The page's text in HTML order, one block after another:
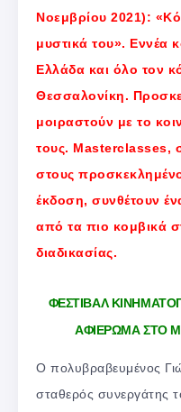
Νοεμβρίου 2021):
μυστικά του». Εννέα
Ελλάδα και όλο τον
Θεσσαλονίκη.
μοιραστούν με το
τους. Masterclasses,
στους
έκδοση, συνθέτουν
από τα πιο κομβικά
διαδικασίας.
ΦΕΣΤΙΒΑΛ
ΑΦΙΕΡΩΜΑ ΣΤΟ
Ο πολυβραβευμένος
σταθερός συνεργάτης